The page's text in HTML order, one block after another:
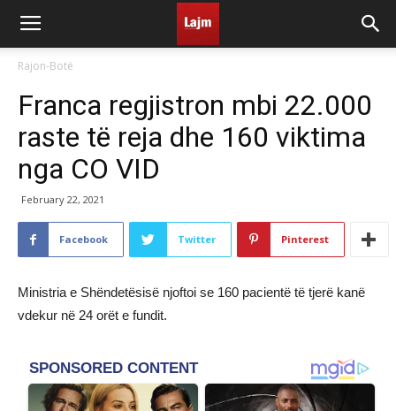
Rajon-Botë
​Franca regjistron mbi 22.000
raste të reja dhe 160 viktima
nga CO VID
February 22, 2021
Facebook Twitter Pinterest
Ministria e Shëndetësisë njoftoi se 160 pacientë të tjerë kanë
vdekur në 24 orët e fundit.